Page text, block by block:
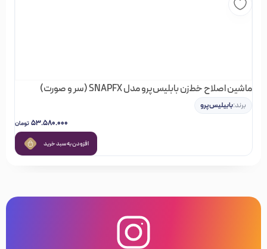
ماشین اصلاح خط‌زن بابلیس‌پرو مدل SNAPFX (سر و صورت)
برند:بابیلیس‌پرو
۵۳.۵۸۰.۰۰۰تومان
افزودن به سبد خرید